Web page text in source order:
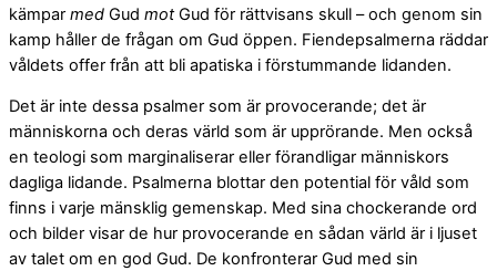
kämpar med Gud motGud för rättvisans skull – och genom sin
kamp håller de frågan om Gud öppen. Fiendepsalmerna räddar
våldets offer från att bli apatiska i förstummande lidanden.
Det är inte dessa psalmer som är provocerande; det är
människorna och deras värld som är upprörande. Men också
en teologi som marginaliserar eller förandligar människors
dagliga lidande. Psalmerna blottar den potential för våld som
finns i varje mänsklig gemenskap. Med sina chockerande ord
och bilder visar de hur provocerande en sådan värld är i ljuset
av talet om en god Gud. De konfronterar Gud med sin